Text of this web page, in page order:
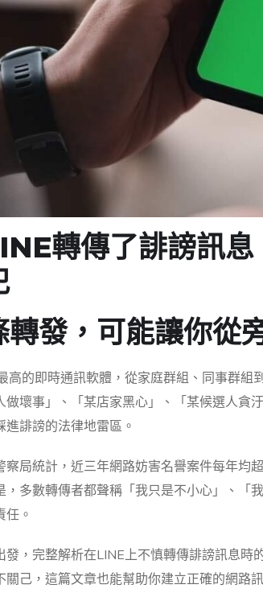
轉傳了誹謗訊
轉發，可能讓你從
高的即時通訊軟體，從家庭群組、同事群
做壞事」、「某店家黑心」、「某候選人貪
誹謗的法律地雷區。
察局統計，近三年網路妨害名譽案件每年均
多數轉傳者都聲稱「我只是不小心」、「
。
發，完整解析在LINE上不慎轉傳誹謗訊息
關己，這篇文章也能幫助你建立正確的網路